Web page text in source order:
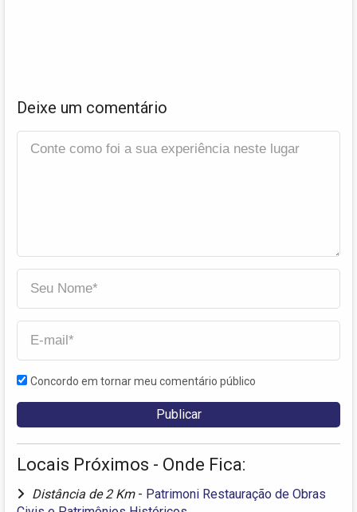
Deixe um comentário
Concordo em tornar meu comentário público
Locais Próximos - Onde Fica:
Distância de 2 Km - Patrimoni Restauração de Obras